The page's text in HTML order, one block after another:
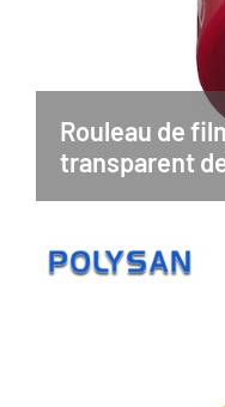
Rouleau de
transparent